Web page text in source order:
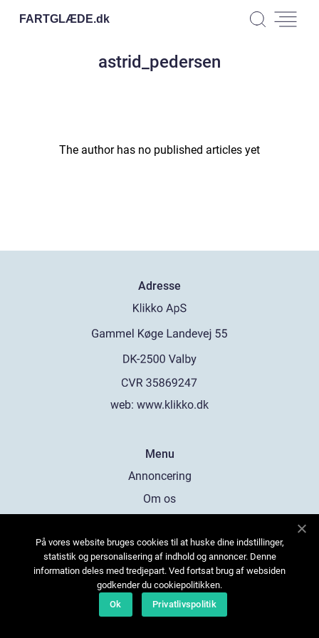
FARTGLÆDE.dk
astrid_pedersen
The author has no published articles yet
Adresse
web: www.klikko.dk
Menu
Annoncering
Om os
Kontakt os
Sitemap
På vores website bruges cookies til at huske dine indstillinger,
statistik og personalisering af indhold og annoncer. Denne
information deles med tredjepart. Ved fortsat brug af websiden
godkender du cookiepolitikken.
Ok
Privatlivspolitik